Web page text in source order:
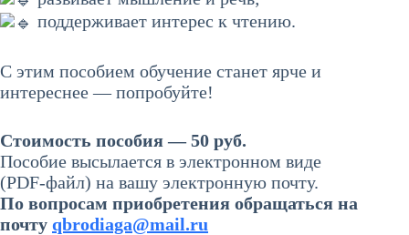
поддерживает интерес к чтению.
С этим пособием обучение станет ярче и
интереснее — попробуйте!
Стоимость пособия — 50 руб.
Пособие высылается в электронном виде
(PDF-файл) на вашу электронную почту.
По вопросам приобретения обращаться на
почту qbrodiaga@mail.ru